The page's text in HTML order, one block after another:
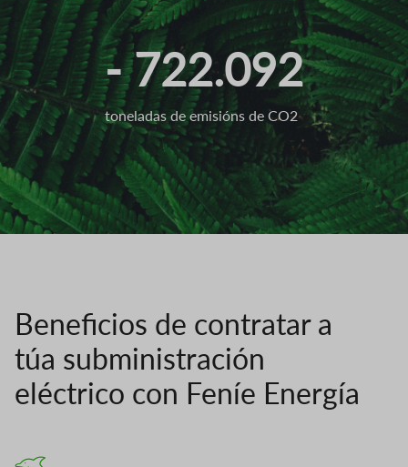
- 722.092
toneladas de emisións de CO2
Beneficios de contratar a
túa subministración
eléctrico con Feníe Energía